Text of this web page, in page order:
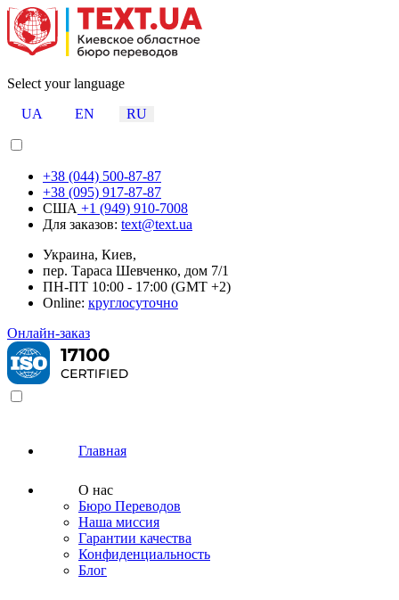
Select your language
UA
EN RU
+38 (044) 500-87-87
+38 (095) 917-87-87
США +1 (949) 910-7008
Для заказов: text@text.ua
Украина, Киев,
пер. Тараса Шевченко, дом 7/1
ПН-ПТ 10:00 - 17:00 (GMT +2)
Online: круглосуточно
Онлайн-заказ
Главная
О нас
Бюро Переводов
Наша миссия
Гарантии качества
Конфиденциальность
Блог